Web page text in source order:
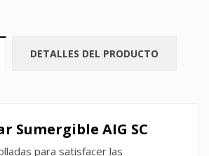
DETALLES DEL PRODUCTO
Sumergible AIG SC
para satisfacer las